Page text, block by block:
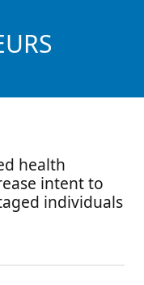
health
intent to
individuals